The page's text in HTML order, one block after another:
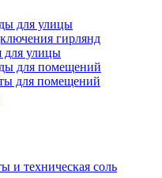
для улицы
гирлянд
для улицы
для помещений
для помещений
и техническая соль